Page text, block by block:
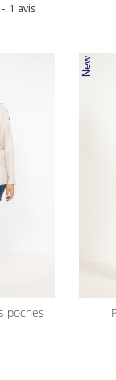
- 1 avis
poches